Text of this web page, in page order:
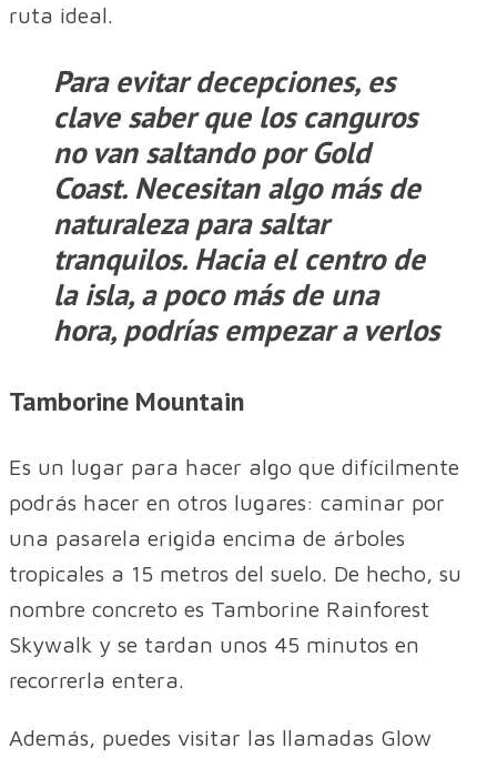
ruta ideal.
Para evitar decepciones, es
clave saber que los canguros
no van saltando por Gold
Coast. Necesitan algo más de
naturaleza para saltar
tranquilos. Hacia el centro de
la isla, a poco más de una
hora, podrías empezar a verlos
Tamborine Mountain
Es un lugar para hacer algo que difícilmente
podrás hacer en otros lugares: caminar por
una pasarela erigida encima de árboles
tropicales a 15 metros del suelo. De hecho, su
nombre concreto es Tamborine Rainforest
Skywalk y se tardan unos 45 minutos en
recorrerla entera.
Además, puedes visitar las llamadas Glow